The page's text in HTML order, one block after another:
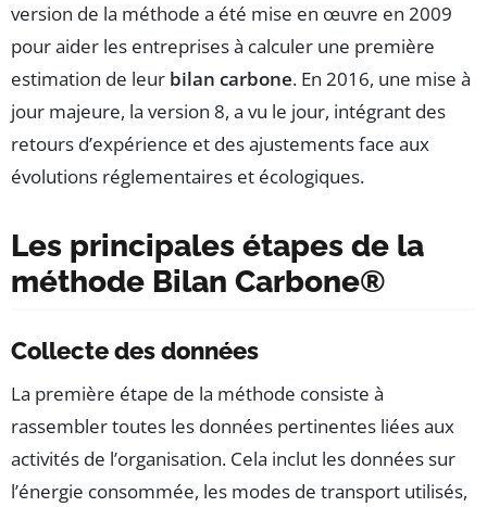
version de la méthode a été mise en œuvre en 2009
pour aider les entreprises à calculer une première
estimation de leur bilan carbone. En 2016, une mise à
jour majeure, la version 8, a vu le jour, intégrant des
retours d’expérience et des ajustements face aux
évolutions réglementaires et écologiques.
Les principales étapes de la
méthode Bilan Carbone®
Collecte des données
La première étape de la méthode consiste à
rassembler toutes les données pertinentes liées aux
activités de l’organisation. Cela inclut les données sur
l’énergie consommée, les modes de transport utilisés,